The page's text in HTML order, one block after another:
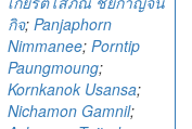
กิจ; Panjaphorn
Nimmanee; Porntip
Paungmoung;
Kornkanok Usansa;
Nichamon Gamnil;